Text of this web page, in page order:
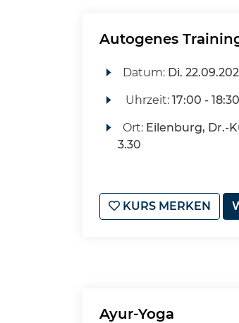
Autogenes
Datum: Di.
Uhrzeit: 17:00 -
Ort: Eilenburg, Dr.-
3.30
KURS MERKEN
Ayur-Yoga